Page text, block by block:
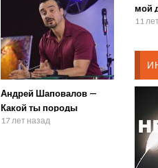
Андрей Шаповалов —
Какой ты породы
17 лет назад
мой
11